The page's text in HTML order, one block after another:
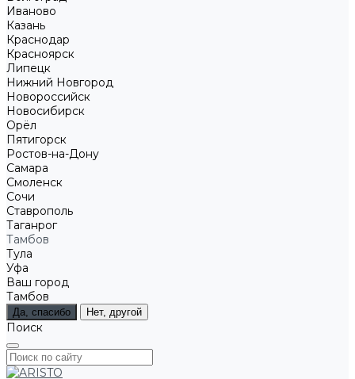
Иваново
Казань
Краснодар
Красноярск
Липецк
Нижний Новгород
Новороссийск
Новосибирск
Орёл
Пятигорск
Ростов-на-Дону
Самара
Смоленск
Сочи
Ставрополь
Таганрог
Тамбов
Тула
Уфа
Ваш город
Тамбов
Да, спасибо Нет, другой
Поиск